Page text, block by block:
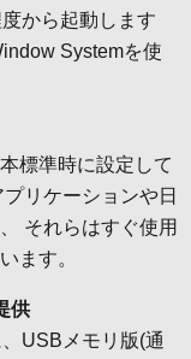
から起動します
Systemを使
標準時に設定して
リケーションや日
それらはすぐ使用
ます。
供
USBメモリ版(通